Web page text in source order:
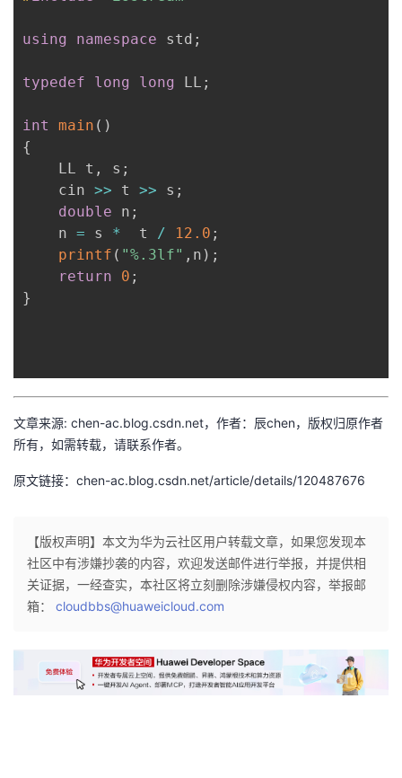
者
学
堂
藏
支
持
我
using namespace std ;
typedef long long LL ;
int main ( )
{
    LL t
, s ;
    cin
>> t >> s ;
double n ;
    n
= s *
  t
/ 12.0 ;
printf ( "%.3lf" , n ) ;
return
0 ;
}
文章来源: chen-ac.blog.csdn.net，作者：辰chen，版权归原作者
所有，如需转载，请联系作者。
原文链接：chen-ac.blog.csdn.net/article/details/120487676
【版权声明】本文为华为云社区用户转载文章，如果您发现本
社区中有涉嫌抄袭的内容，欢迎发送邮件进行举报，并提供相
关证据，一经查实，本社区将立刻删除涉嫌侵权内容，举报邮
箱： cloudbbs@huaweicloud.com